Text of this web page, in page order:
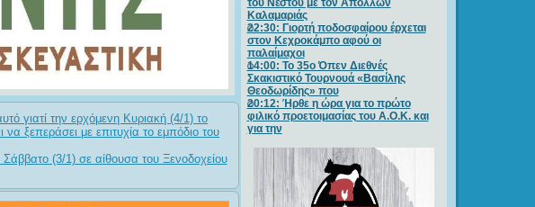
γιατί την ερχόμενη Κυριακή (4/1) το
ξεπεράσει με επιτυχία το εμπόδιο του
(3/1) σε αίθουσα του Ξενοδοχείου
του Νέστου με τον Απόλλων
Καλαμαριάς
22:30: Γιορτή ποδοσφαίρου έρχεται
στον Κεχροκάμπο αφού οι
παλαίμαχοι
14:00: Το 35ο Όπεν Διεθνές
Σκακιστικό Τουρνουά «Βασίλης
Θεοδωρίδης» που
20:12: Ήρθε η ώρα για το πρώτο
φιλικό προετοιμασίας του Α.Ο.Κ. και
για την